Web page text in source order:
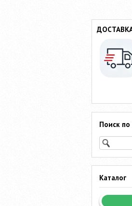
Поиск по
Каталог